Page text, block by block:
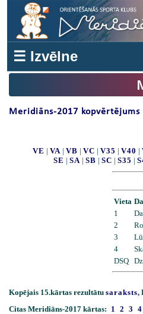
☰ Izvēlne
Meridiāns-2017 kopvērtējums
VE | VA | VB | VC | V35 | V40 |
SE | SA| SB | SC | S35 |
Vieta
1
2
3
4
DSQ
Kopējais 15.kārtas rezultātu saraksts,
Citas Meridiāns-2017 kārtas: 1 2 3 4